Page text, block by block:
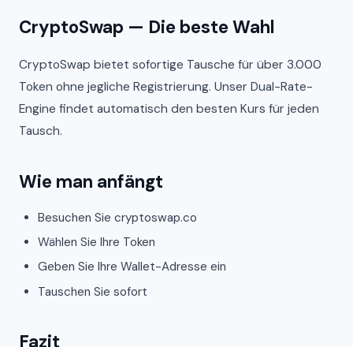
CryptoSwap — Die beste Wahl
CryptoSwap bietet sofortige Tausche für über 3.000
Token ohne jegliche Registrierung. Unser Dual-Rate-
Engine findet automatisch den besten Kurs für jeden
Tausch.
Wie man anfängt
Besuchen Sie cryptoswap.co
Wählen Sie Ihre Token
Geben Sie Ihre Wallet-Adresse ein
Tauschen Sie sofort
Fazit